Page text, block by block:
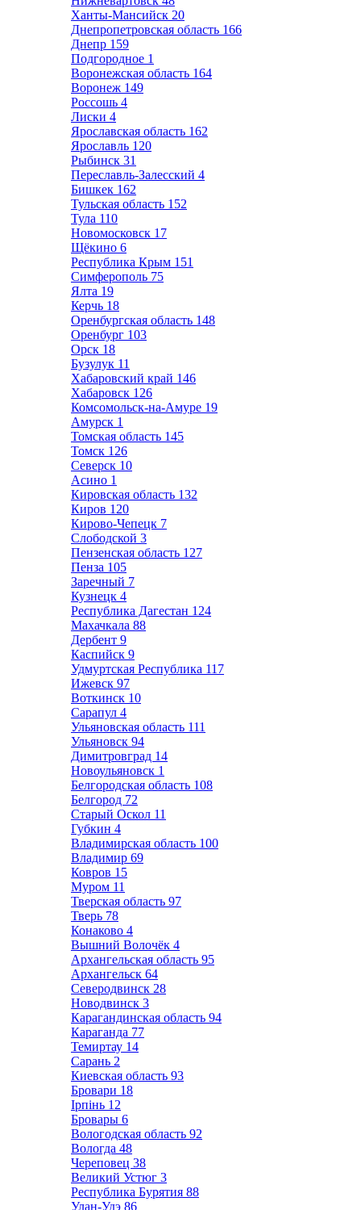
Ханты-Мансийск 20
Днепропетровская область 166
Днепр 159
Подгородное 1
Воронежская область 164
Воронеж 149
Россошь 4
Лиски 4
Ярославская область 162
Ярославль 120
Рыбинск 31
Переславль-Залесский 4
Бишкек 162
Тульская область 152
Тула 110
Новомосковск 17
Щёкино 6
Республика Крым 151
Симферополь 75
Ялта 19
Керчь 18
Оренбургская область 148
Оренбург 103
Орск 18
Бузулук 11
Хабаровский край 146
Хабаровск 126
Комсомольск-на-Амуре 19
Амурск 1
Томская область 145
Томск 126
Северск 10
Асино 1
Кировская область 132
Киров 120
Кирово-Чепецк 7
Слободской 3
Пензенская область 127
Пенза 105
Заречный 7
Кузнецк 4
Республика Дагестан 124
Махачкала 88
Дербент 9
Каспийск 9
Удмуртская Республика 117
Ижевск 97
Воткинск 10
Сарапул 4
Ульяновская область 111
Ульяновск 94
Димитровград 14
Новоульяновск 1
Белгородская область 108
Белгород 72
Старый Оскол 11
Губкин 4
Владимирская область 100
Владимир 69
Ковров 15
Муром 11
Тверская область 97
Тверь 78
Конаково 4
Вышний Волочёк 4
Архангельская область 95
Архангельск 64
Северодвинск 28
Новодвинск 3
Карагандинская область 94
Караганда 77
Темиртау 14
Сарань 2
Киевская область 93
Бровари 18
Ірпінь 12
Бровары 6
Вологодская область 92
Вологда 48
Череповец 38
Великий Устюг 3
Республика Бурятия 88
Улан-Удэ 86